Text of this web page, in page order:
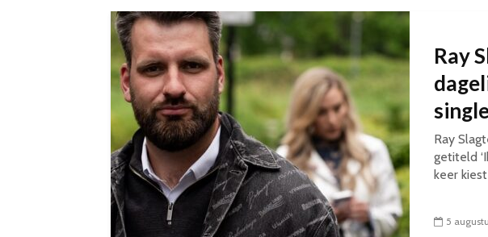
Ray
Ray
getiteld
keer
5